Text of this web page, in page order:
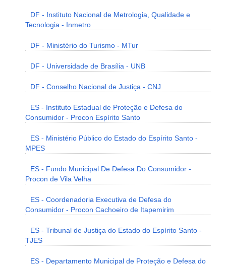
DF - Instituto Nacional de Metrologia, Qualidade e
Tecnologia - Inmetro
DF - Ministério do Turismo - MTur
DF - Universidade de Brasília - UNB
DF - Conselho Nacional de Justiça - CNJ
ES - Instituto Estadual de Proteção e Defesa do
Consumidor - Procon Espírito Santo
ES - Ministério Público do Estado do Espírito Santo -
MPES
ES - Fundo Municipal De Defesa Do Consumidor -
Procon de Vila Velha
ES - Coordenadoria Executiva de Defesa do
Consumidor - Procon Cachoeiro de Itapemirim
ES - Tribunal de Justiça do Estado do Espírito Santo -
TJES
ES - Departamento Municipal de Proteção e Defesa do